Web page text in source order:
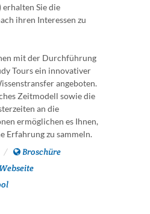
erhalten Sie die
ihren Interessen zu
mit der Durchführung
Tours ein innovativer
angeboten.
Zeitmodell sowie die
an die
ermöglichen es Ihnen,
Erfahrung zu sammeln.
Broschüre